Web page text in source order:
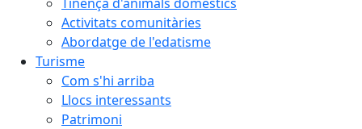
Activitats comunitàries
Abordatge de l'edatisme
Turisme
Com s'hi arriba
Llocs interessants
Patrimoni